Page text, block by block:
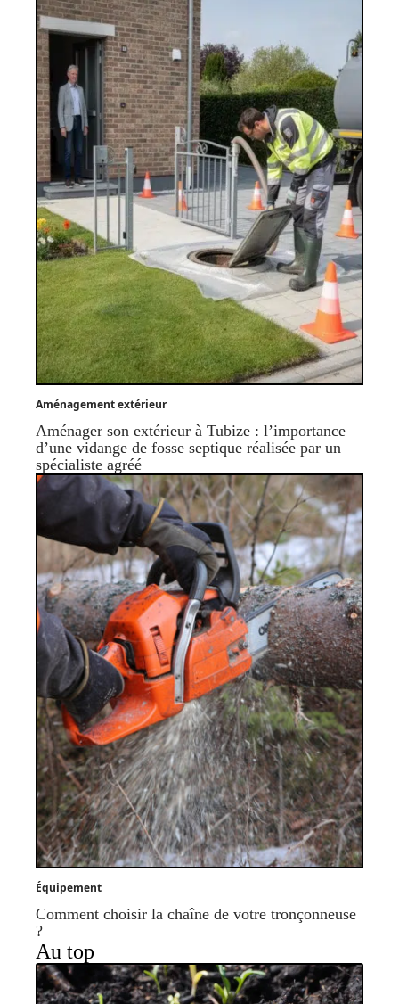
Aménagement extérieur
Aménager son extérieur à Tubize : l’importance
d’une vidange de fosse septique réalisée par un
spécialiste agréé
Équipement
Comment choisir la chaîne de votre tronçonneuse
?
Au top